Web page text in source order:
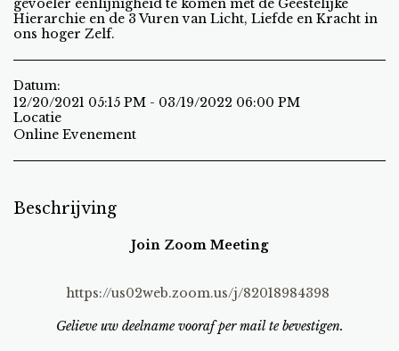
gevoeler eenlijnigheid te komen met de Geestelijke
Hierarchie en de 3 Vuren van Licht, Liefde en Kracht in
ons hoger Zelf.
Datum:
12/20/2021 05:15 PM - 03/19/2022 06:00 PM
Locatie
Online Evenement
Beschrijving
Join Zoom Meeting
https://us02web.zoom.us/j/82018984398
Gelieve uw deelname vooraf per mail te bevestigen.